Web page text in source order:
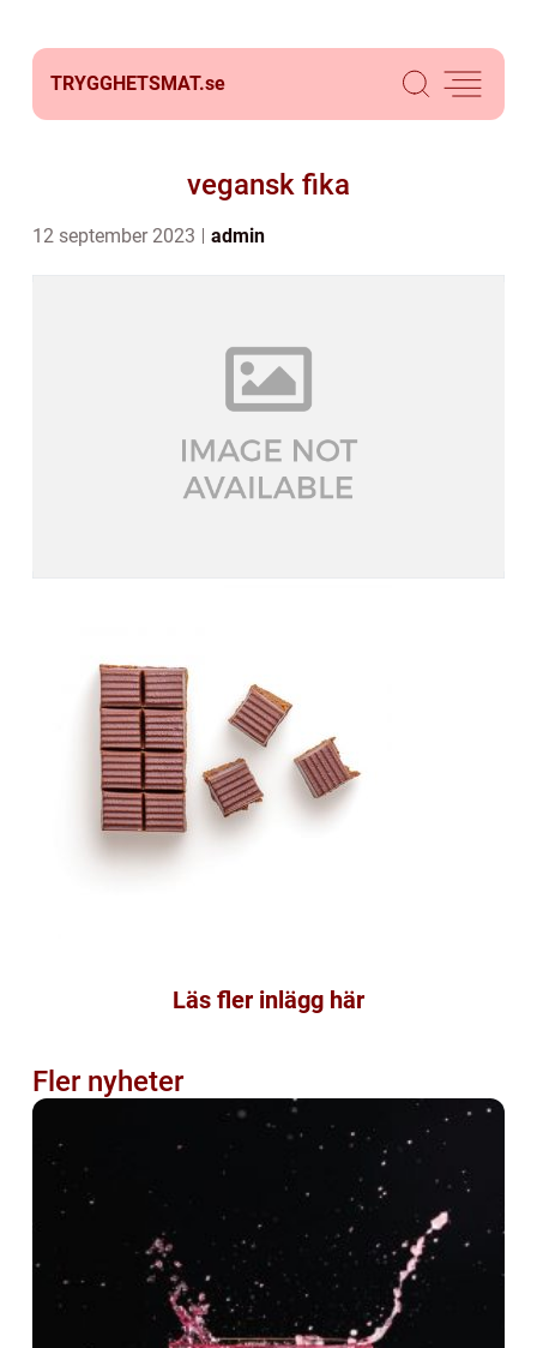
TRYGGHETSMAT.se
vegansk fika
12 september 2023 admin
Läs fler inlägg här
Fler nyheter